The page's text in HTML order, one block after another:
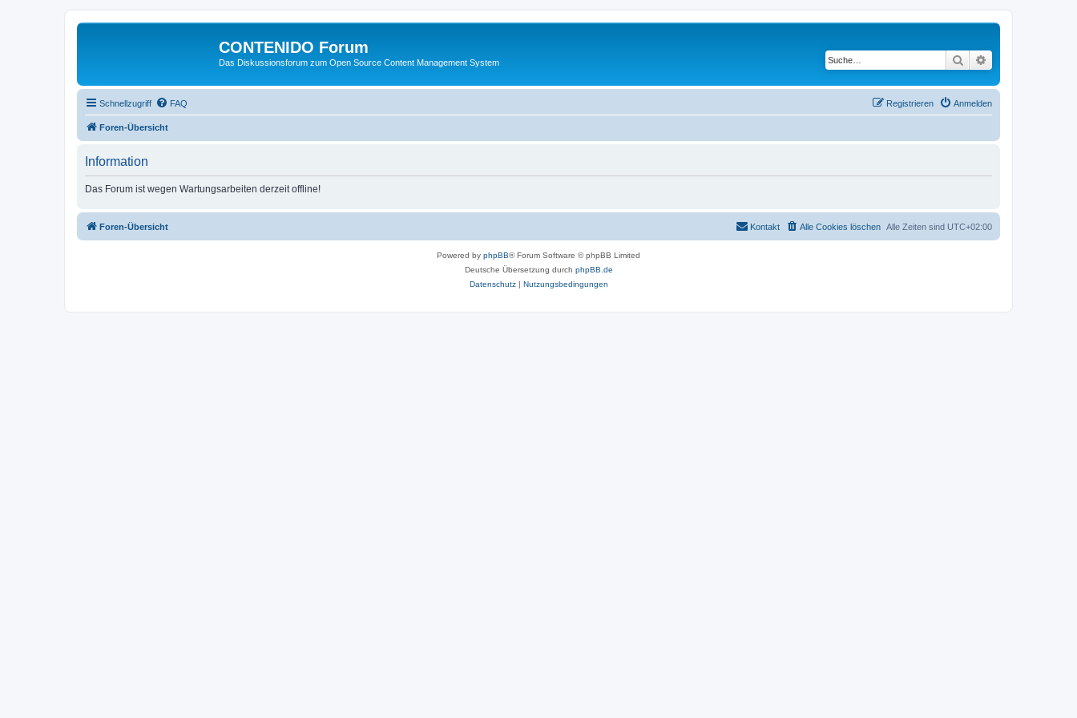
CONTENIDO Forum
Das Diskussionsforum zum Open Source Content Management System Suche
Schnellzugriff FAQ Anmelden
Registrieren
Foren-Übersicht
Information
Das Forum ist wegen Wartungsarbeiten derzeit offline!
Foren-Übersicht Alle Zeiten sind UTC+02:00
Alle Cookies löschen
Kontakt
Powered by phpBB® Forum Software © phpBB Limited
Deutsche Übersetzung durch phpBB.de
Datenschutz| Nutzungsbedingungen